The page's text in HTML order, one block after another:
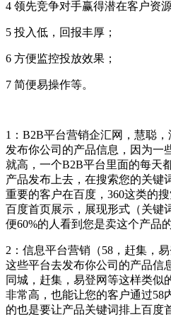
4 领先竞争对手赢得潜在客户资源
5 投入低，回报丰厚；
6 方便监控投放效果；
7 简便易操作等。
1：B2B平台营销企汇网，慧聪
发布你公司的产品信息，因为一
就高，一个B2B平台里面的每天
产品发布上去，在搜索您的关键
重要的客户在百度，360这类的
百度首页展示，展现形式（关键
便60%的人看到您是卖这个产品
2：信息平台营销（58，赶集，
这些平台去发布你公司的产品信
同城，赶集，易登网等这样类似
非常高，也能让您的客户通过58
的也是要让产品关键词排上百度